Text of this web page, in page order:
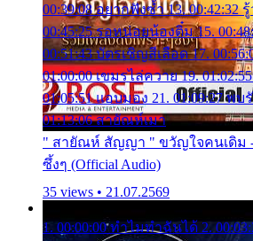
00:39:08 อยากฟังซ้ำ 13. 00:42:32
00:45:25 รอหน่อยน้องติ๋ม 15.
00:51:43 บัตรเชิญสีเลือด 17.
01:00:00 เขมรไล่ควาย 19.
01:05:51 แอบมอง 21. 01:09:27 พ
01:13:06 สายัณห์เมา
" สายัณห์ สัญญา " ขวัญใจคนเดิม -
ซึ้งๆ (Official Audio)
35 views • 21.07.2569
1. 00:00:00 ทำไมทำฉันได้ 2.